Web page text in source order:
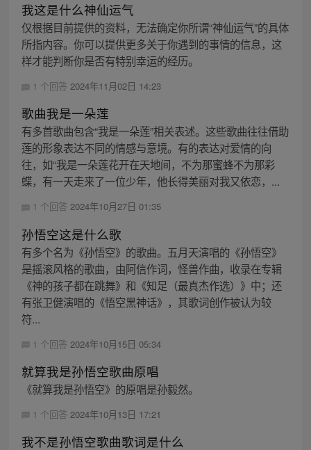
我这是什么神仙运气
仅根据目前提供的资料，无法确定你所谓“神仙运气”的具体
所指内容。你可以提供更多关于你遇到的事情的信息，这
样才能判断你是否有特别幸运的经历。
1 个回答 2024年11月02日 14:23
歌曲我是一朵莲
有多首歌曲包含“我是一朵莲”相关表述。这些歌曲往往借助
莲的形象表达不同的情感与意境。有的表达对爱情的向
往，如“我是一朵莲花开在天地间，不为那蜜蜂不为那彩
蝶，有一天走来了一位少年，他长得美丽对我又依恋，...
1 个回答 2024年10月27日 01:35
孙悟空这是什么歌
有多个名为《孙悟空》的歌曲。五月天演唱的《孙悟空》
是摇滚风格的歌曲，由阿信作词，怪兽作曲，收录在专辑
《神的孩子都在跳舞》和《知足（最真杰作选）》中；还
有张卫健演唱的《悟空黑神话》，其歌词创作被认为较
符...
1 个回答 2024年10月15日 05:34
就算我是孙悟空歌曲原唱
《就算我是孙悟空》的原唱是孙毅然。
1 个回答 2024年10月13日 17:21
我不是孙悟空歌曲歌词是什么